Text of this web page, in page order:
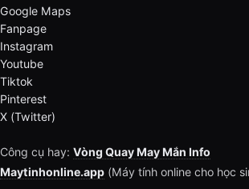
Google Maps
Fanpage
Instagram
Youtube
Tiktok
Pinterest
X (Twitter)
Công cụ hay: Vòng Quay May Mắn Info
Maytinhonline.app (Máy tính online cho học